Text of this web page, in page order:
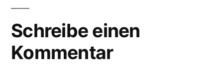
Schreibe einen
Kommentar